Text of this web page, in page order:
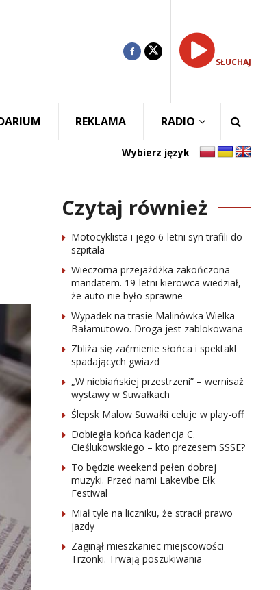
SŁUCHAJ
REKLAMA RADIO
Wybierz język
Czytaj również
Motocyklista i jego 6-letni syn trafili do
szpitala
Wieczorna przejażdżka zakończona
mandatem. 19-letni kierowca wiedział,
że auto nie było sprawne
Wypadek na trasie Malinówka Wielka-
Bałamutowo. Droga jest zablokowana
Zbliża się zaćmienie słońca i spektakl
spadających gwiazd
„W niebiańskiej przestrzeni” – wernisaż
wystawy w Suwałkach
Ślepsk Malow Suwałki celuje w play-off
Dobiegła końca kadencja C.
Cieślukowskiego – kto prezesem SSSE?
To będzie weekend pełen dobrej
muzyki. Przed nami LakeVibe Ełk
Festiwal
Miał tyle na liczniku, że stracił prawo
jazdy
Zaginął mieszkaniec miejscowości
Trzonki. Trwają poszukiwania